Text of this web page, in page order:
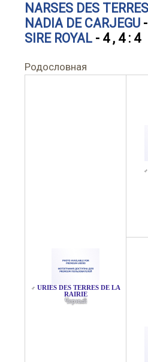
NARSES DES
NADIA DE CARJEGU
SIRE ROYAL - 4 , 4 : 4
Родословная
♂ URIES DES TERRES DE LA
RAIRIE
Черный
♂